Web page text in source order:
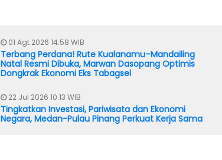
01 Agt 2026 14:58 WIB
Terbang Perdana! Rute Kualanamu–Mandailing
Natal Resmi Dibuka, Marwan Dasopang Optimis
Dongkrak Ekonomi Eks Tabagsel
22 Jul 2026 10:13 WIB
Tingkatkan Investasi, Pariwisata dan Ekonomi
Negara, Medan-Pulau Pinang Perkuat Kerja Sama